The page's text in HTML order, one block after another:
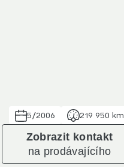
5/2006 219 950 km
Zobrazit kontakt
na prodávajícího